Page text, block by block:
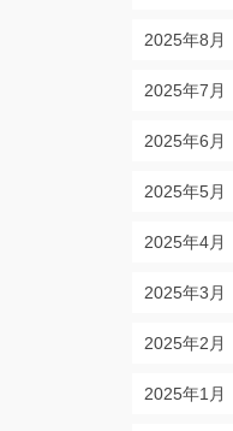
2025年8月
2025年7月
2025年6月
2025年5月
2025年4月
2025年3月
2025年2月
2025年1月